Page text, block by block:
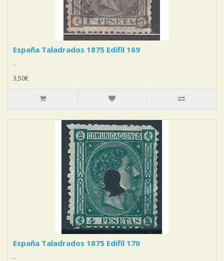
España Taladrados 1875 Edifil 169
..
3,50€
España Taladrados 1875 Edifil 170
..